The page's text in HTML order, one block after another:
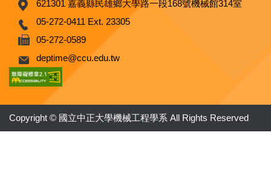
621301 嘉義縣民雄鄉大學路一段168號機械館314室
05-272-0411 Ext. 23305
05-272-0589
deptime@ccu.edu.tw
Copyright © 國立中正大學機械工程學系 All Rights Reserved